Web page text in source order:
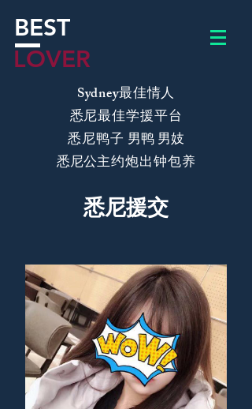
BEST
LOVER
​Sydney最佳情人
悉尼最佳学援平台
​悉尼鸭子 男鸭 男妓
​悉尼公主约炮出钟包养
​悉尼援交
主页
公司简介
BLOG
白雪